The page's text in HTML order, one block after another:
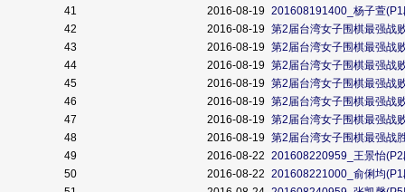
41
2016-08-19 201608191400_杨子萱
42
2016-08-19 第2届台湾女子围棋最强战
43
2016-08-19 第2届台湾女子围棋最强战
44
2016-08-19 第2届台湾女子围棋最强战
45
2016-08-19 第2届台湾女子围棋最强战
46
2016-08-19 第2届台湾女子围棋最强战
47
2016-08-19 第2届台湾女子围棋最强战
48
2016-08-19 第2届台湾女子围棋最强战
49
2016-08-22 201608220959_王景怡
50
2016-08-22 201608221000_俞俐均